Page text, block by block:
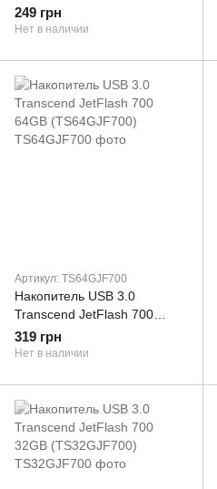
32GB (DTSE9G2/32GB)
249 грн
Нет в наличии
Артикул: TS64GJF700
Накопитель USB 3.0
Transcend JetFlash 700
64GB (TS64GJF700)
319 грн
Нет в наличии